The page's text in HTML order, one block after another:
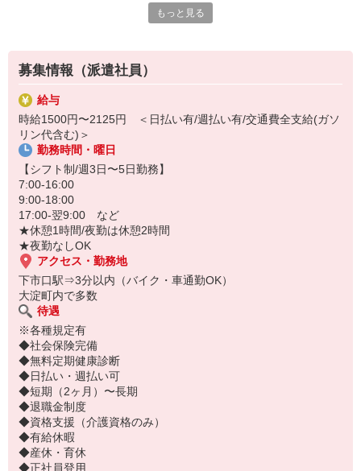
■生活相談やお話相手
■買い物代行
■個人に合わせた生活介助 など
★応募完了後は専属コーディネーターがあなたの仕事探しを徹底サ
ポート★
・働き始める時期
・希望時給
・勤務曜日や勤務頻度
・通勤時間
など、条件含めどんなことでもご相談ください！
もっと見る
募集情報（派遣社員）
給与
時給1500円〜2125円 ＜日払い有/週払い有/交通費全支給(ガソ
リン代含む)＞
勤務時間・曜日
【シフト制/週3日〜5日勤務】
7:00-16:00
9:00-18:00
17:00-翌9:00 など
★休憩1時間/夜勤は休憩2時間
★夜勤なしOK
アクセス・勤務地
下市口駅⇒3分以内（バイク・車通勤OK）
大淀町内で多数
待遇
※各種規定有
◆社会保険完備
◆無料定期健康診断
◆日払い・週払い可
◆短期（2ヶ月）〜長期
◆退職金制度
◆資格支援（介護資格のみ）
◆有給休暇
◆産休・育休
◆正社員登用